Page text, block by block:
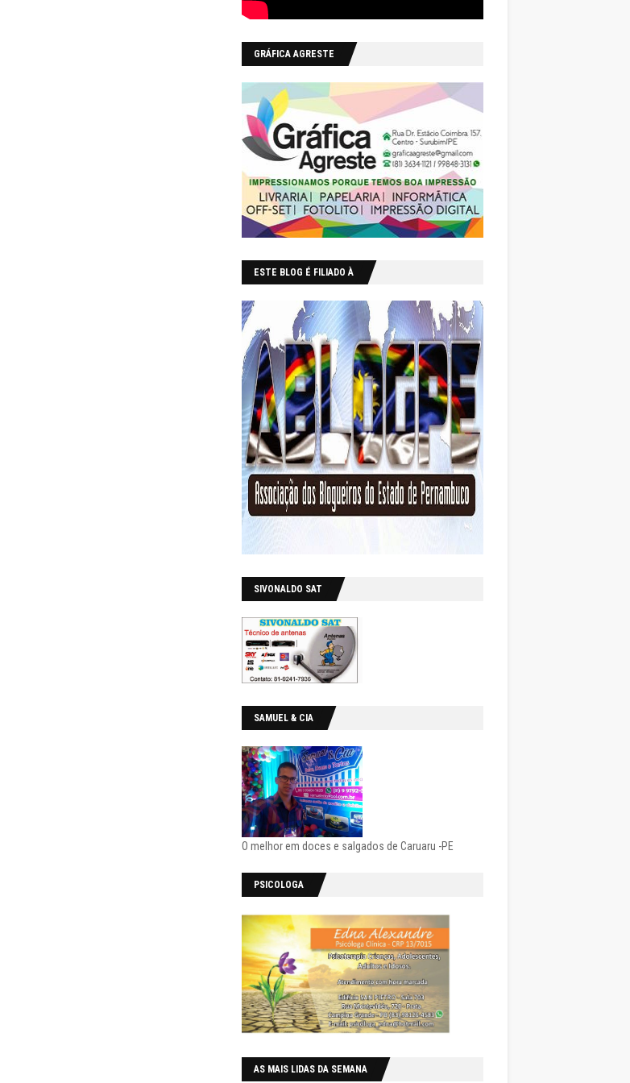
GRÁFICA AGRESTE
ESTE BLOG É FILIADO À
SIVONALDO SAT
SAMUEL & CIA
O melhor em doces e salgados de Caruaru -PE
PSICOLOGA
AS MAIS LIDAS DA SEMANA